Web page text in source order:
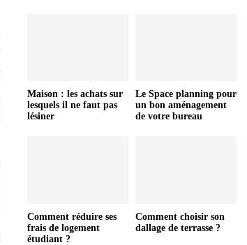
Maison : les achats sur
lesquels il ne faut pas
lésiner
Le Space planning pour
un bon aménagement
de votre bureau
Comment réduire ses
frais de logement
étudiant ?
Comment choisir son
dallage de terrasse ?